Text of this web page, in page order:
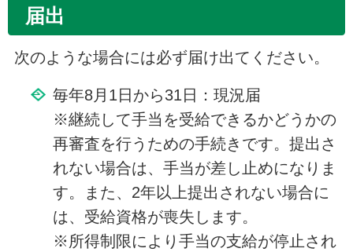
届出
次のような場合には必ず届け出てください。
毎年8月1日から31日：現況届
※継続して手当を受給できるかどうかの
再審査を行うための手続きです。提出さ
れない場合は、手当が差し止めになりま
す。また、2年以上提出されない場合に
は、受給資格が喪失します。
※所得制限により手当の支給が停止され